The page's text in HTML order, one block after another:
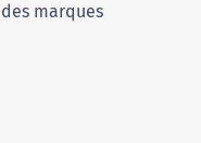
marques